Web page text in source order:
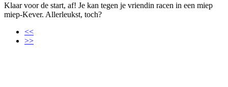
Klaar voor de start, af! Je kan tegen je vriendin racen in een miep
miep-Kever. Allerleukst, toch?
<<
>>